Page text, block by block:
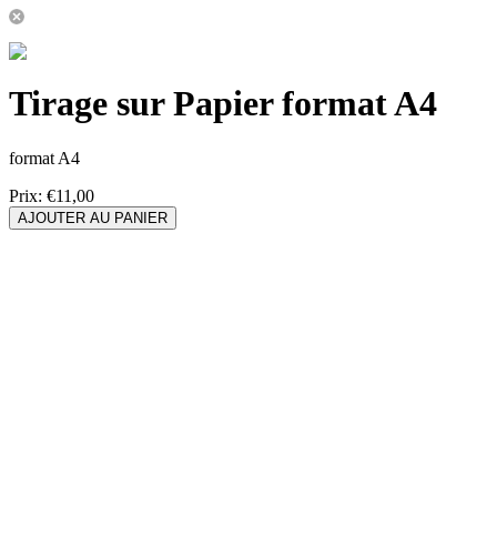
Tirage sur Papier format A4
format A4
Prix: €11,00